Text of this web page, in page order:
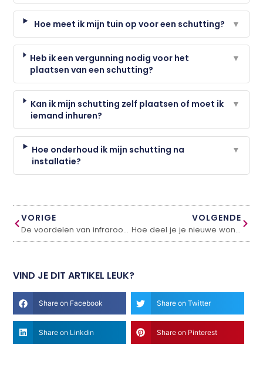
Hoe meet ik mijn tuin op voor een schutting? ▼
Heb ik een vergunning nodig voor het
plaatsen van een schutting?
▼
Kan ik mijn schutting zelf plaatsen of moet ik
iemand inhuren?
▼
Hoe onderhoud ik mijn schutting na
installatie?
▼
VORIGE
De voordelen van infrarood verwarming: een efficiënte en comfortabele oplossing
VOLGENDE
Hoe deel je je nieuwe woning het beste in?
VIND JE DIT ARTIKEL LEUK?
Share on Facebook Share on Twitter
Share on Linkdin Share on Pinterest